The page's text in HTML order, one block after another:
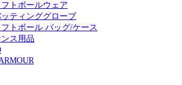
トボールウェア
ティンググローブ
トボール バッグ/ケース
ス用品